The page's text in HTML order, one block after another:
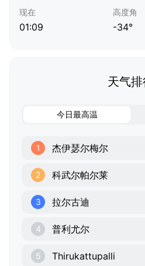
现在
01:09
高度角
-34°
天气
今日最高温
1 杰伊瑟尔梅尔
2 科武尔帕尔莱
3 拉尔古迪
4 普利尤尔
5 Thirukattupalli